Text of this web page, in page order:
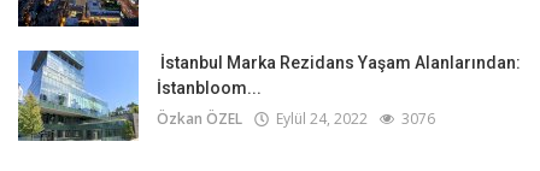
İstanbul Marka Rezidans Yaşam Alanlarından:
İstanbloom...
Özkan ÖZEL Eylül 24, 2022 3076